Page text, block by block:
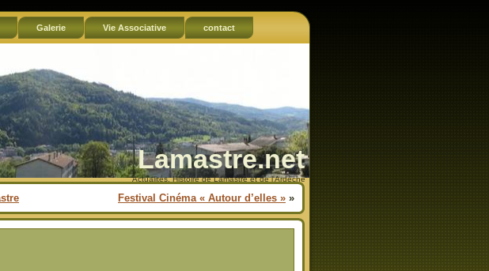
Galerie Vie Associative contact
Lamastre.net
Actualités, Histoire de Lamastre et de l'Ardèche
Festival Cinéma « Autour d’elles » »